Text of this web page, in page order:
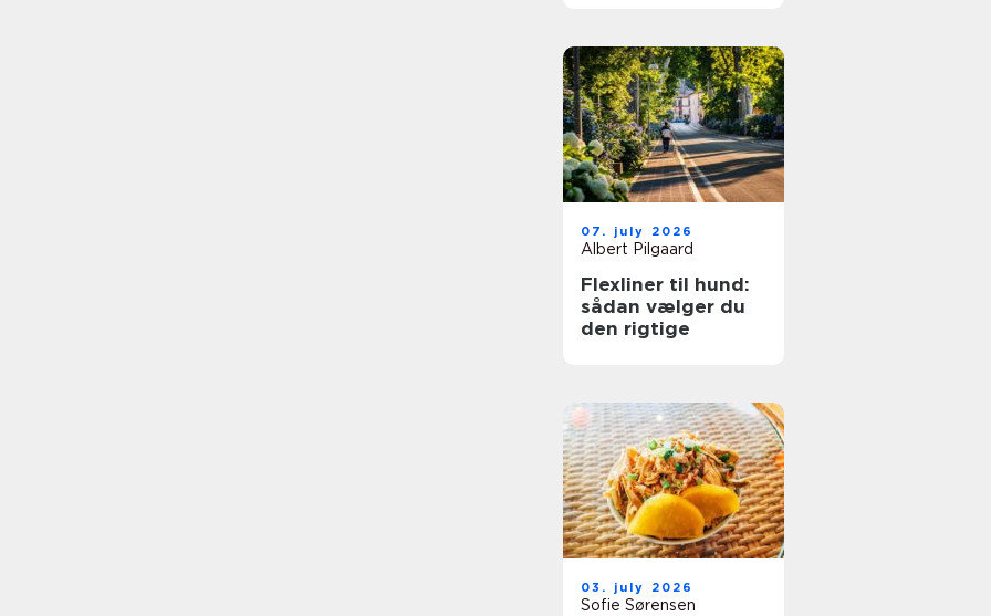
07. july 2026
Albert Pilgaard
Flexliner til hund:
sådan vælger du
den rigtige
03. july 2026
Sofie Sørensen